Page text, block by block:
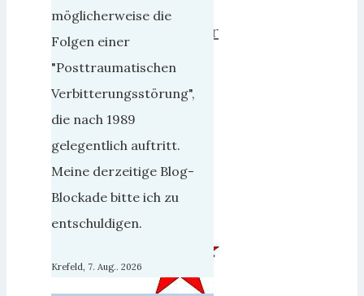
herrweber
möglicherweise die
Folgen einer
"Posttraumatischen
Verbitterungsstörung",
die nach 1989
gelegentlich auftritt.
Meine derzeitige Blog-
Blockade bitte ich zu
entschuldigen.
Krefeld, 7. Aug.. 2026